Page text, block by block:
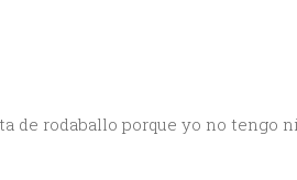
de rodaballo porque yo no tengo